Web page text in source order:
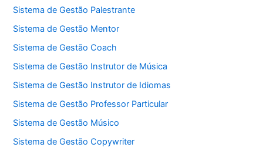
Sistema de Gestão Palestrante
Sistema de Gestão Mentor
Sistema de Gestão Coach
Sistema de Gestão Instrutor de Música
Sistema de Gestão Instrutor de Idiomas
Sistema de Gestão Professor Particular
Sistema de Gestão Músico
Sistema de Gestão Copywriter